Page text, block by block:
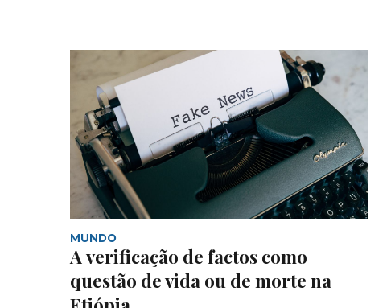
MUNDO
A verificação de factos como
questão de vida ou de morte na